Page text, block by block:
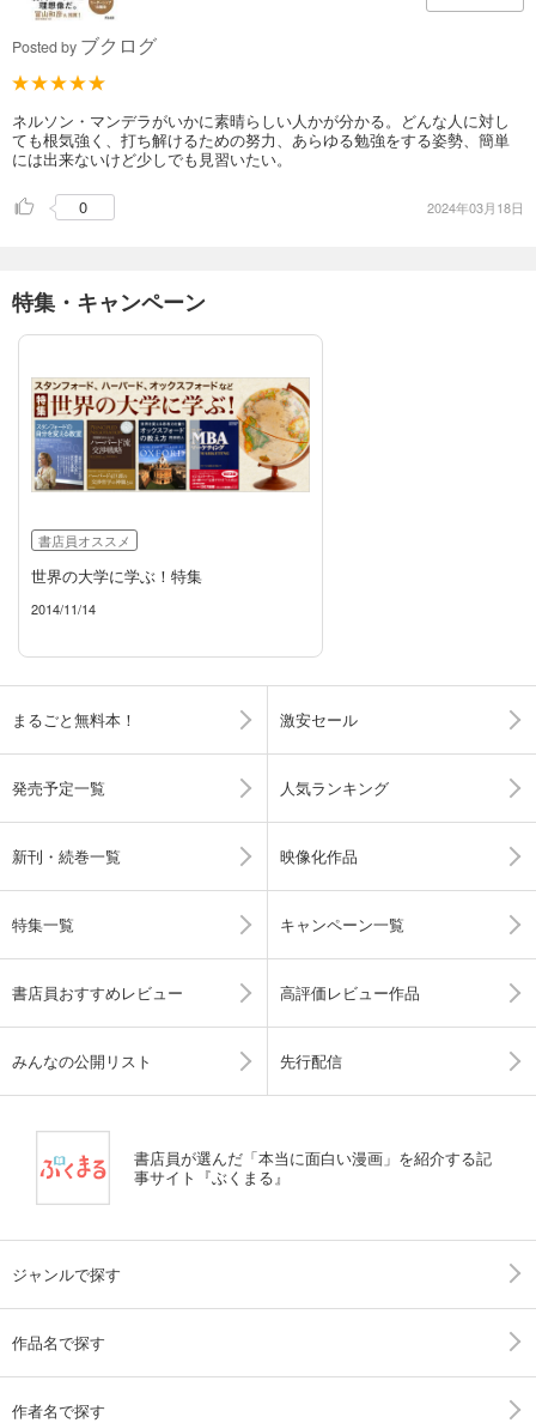
Posted by ブクログ
ネルソン・マンデラがいかに素晴らしい人かが分かる。どんな人に対し
ても根気強く、打ち解けるための努力、あらゆる勉強をする姿勢、簡単
には出来ないけど少しでも見習いたい。
0 2024年03月18日
特集・キャンペーン
書店員オススメ
世界の大学に学ぶ！特集
2014/11/14
まるごと無料本！ 激安セール
発売予定一覧 人気ランキング
新刊・続巻一覧 映像化作品
特集一覧 キャンペーン一覧
書店員おすすめレビュー 高評価レビュー作品
みんなの公開リスト 先行配信
書店員が選んだ「本当に面白い漫画」を紹介する記
事サイト『ぶくまる』
ジャンルで探す
作品名で探す
作者名で探す